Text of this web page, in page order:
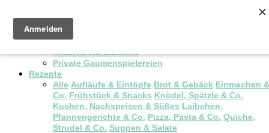
Pop-up Brunch
Kochkurse & Workshops
Aktuelle Kurstermine
Private Gaumenspielereien
Rezepte
Alle Aufläufe & Eintöpfe Brot & Gebäck Einmachen &
Co. Frühstück & Snacks Knödel, Spätzle & Co.
Kuchen, Nachspeisen & Süßes Laibchen,
Pfannengerichte & Co. Pizza, Pasta & Co. Quiche,
Strudel & Co. Suppen & Salate